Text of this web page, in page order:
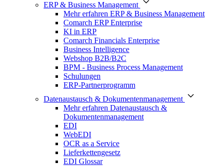
ERP & Business Management
Mehr erfahren ERP & Business Management
Comarch ERP Enterprise
KI in ERP
Comarch Financials Enterprise
Business Intelligence
Webshop B2B/B2C
BPM - Business Process Management
Schulungen
ERP-Partnerprogramm
Datenaustausch & Dokumentenmanagement
Mehr erfahren Datenaustausch &
Dokumentenmanagement
EDI
WebEDI
OCR as a Service
Lieferkettengesetz
EDI Glossar